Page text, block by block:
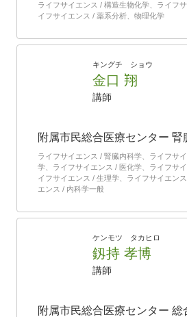
ライフサイエンス / 構造生物化学、ライフ
イフサイエンス / 薬系分析、物理化学
キングチ ショウ
金口 翔
講師
附属市民総合医療センター
ライフサイエンス / 腎臓内科学、ライフサ
学、ライフサイエンス / 医化学、ライフサ
イフサイエンス / 生理学、ライフサイエン
エンス / 内科学一般
ケンモツ タカヒロ
釼持 孝博
講師
附属市民総合医療センター 総